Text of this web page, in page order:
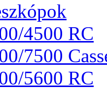
4500 RC
7500
5600 RC